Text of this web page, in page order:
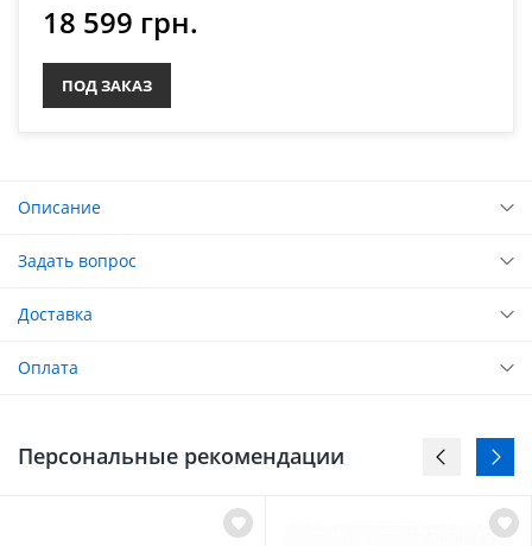
18 599 грн.
ПОД ЗАКАЗ
Описание
Задать вопрос
Доставка
Оплата
Персональные рекомендации